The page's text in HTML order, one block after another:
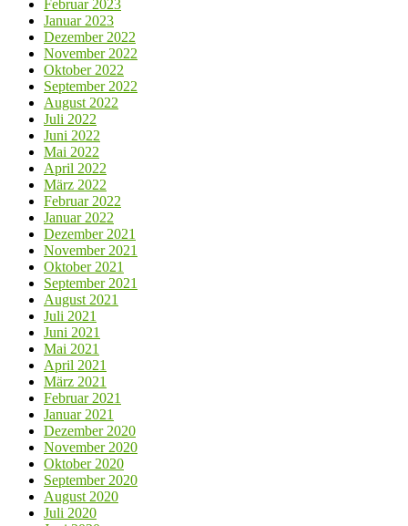
Februar 2023
Januar 2023
Dezember 2022
November 2022
Oktober 2022
September 2022
August 2022
Juli 2022
Juni 2022
Mai 2022
April 2022
März 2022
Februar 2022
Januar 2022
Dezember 2021
November 2021
Oktober 2021
September 2021
August 2021
Juli 2021
Juni 2021
Mai 2021
April 2021
März 2021
Februar 2021
Januar 2021
Dezember 2020
November 2020
Oktober 2020
September 2020
August 2020
Juli 2020